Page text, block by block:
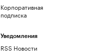
Корпоративная
подписка
Уведомления
RSS Новости